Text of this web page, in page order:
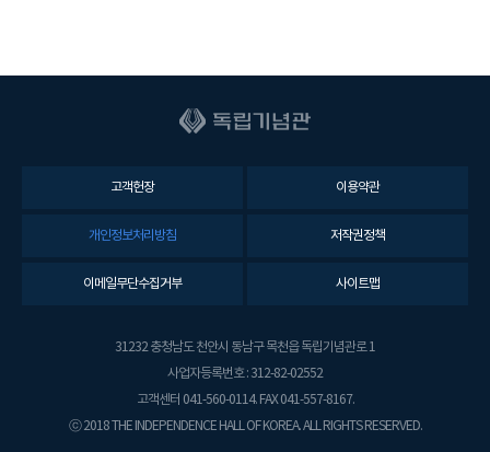
고객헌장 이용약관
개인정보처리방침 저작권정책
이메일무단수집거부 사이트맵
31232 충청남도 천안시 동남구 목천읍 독립기념관로 1
사업자등록번호 : 312-82-02552
고객센터 041-560-0114. FAX 041-557-8167.
ⓒ 2018 THE INDEPENDENCE HALL OF KOREA. ALL RIGHTS RESERVED.